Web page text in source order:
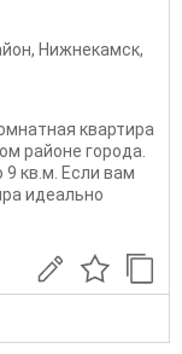
, Нижнекамск,
квартира
районе города.
кв.м. Если вам
идеально